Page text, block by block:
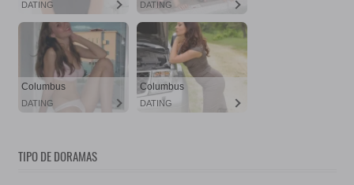
TIPO DE DORAMAS